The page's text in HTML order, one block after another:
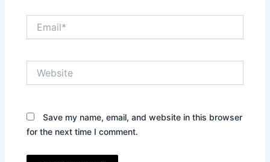
Save my name, email, and website in this browser
for the next time I comment.